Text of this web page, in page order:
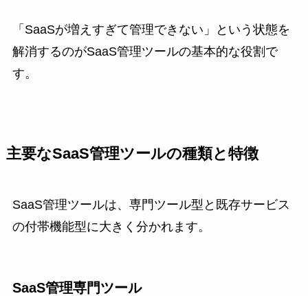
「SaaSが増えすぎて管理できない」という状態を
解消するのがSaaS管理ツールの基本的な役割で
す。
主要なSaaS管理ツールの種類と特徴
SaaS管理ツールは、専門ツール型と既存サービス
の付帯機能型に大きく分かれます。
SaaS管理専門ツール